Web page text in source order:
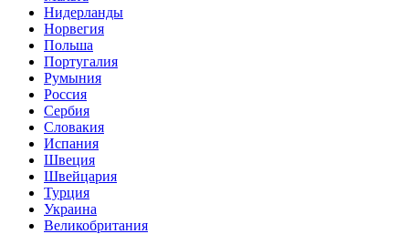
Нидерланды
Норвегия
Польша
Португалия
Румыния
Россия
Сербия
Словакия
Испания
Швеция
Швейцария
Турция
Украина
Великобритания